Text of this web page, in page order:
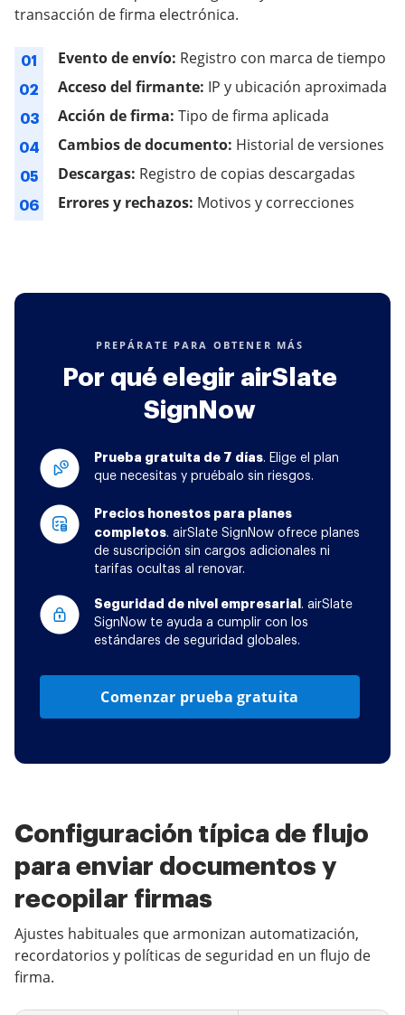
transacción de firma electrónica.
01 Evento de envío: Registro con marca de tiempo
02 Acceso del firmante: IP y ubicación aproximada
03 Acción de firma: Tipo de firma aplicada
04 Cambios de documento: Historial de versiones
05 Descargas: Registro de copias descargadas
06 Errores y rechazos: Motivos y correcciones
PREPÁRATE PARA OBTENER MÁS
Por qué elegir airSlate
SignNow
Prueba gratuita de 7 días. Elige el plan
que necesitas y pruébalo sin riesgos.
Precios honestos para planes
completos. airSlate SignNow ofrece planes
de suscripción sin cargos adicionales ni
tarifas ocultas al renovar.
Seguridad de nivel empresarial . airSlate
SignNow te ayuda a cumplir con los
estándares de seguridad globales.
Comenzar prueba gratuita
Configuración típica de flujo
para enviar documentos y
recopilar firmas
Ajustes habituales que armonizan automatización,
recordatorios y políticas de seguridad en un flujo de
firma.